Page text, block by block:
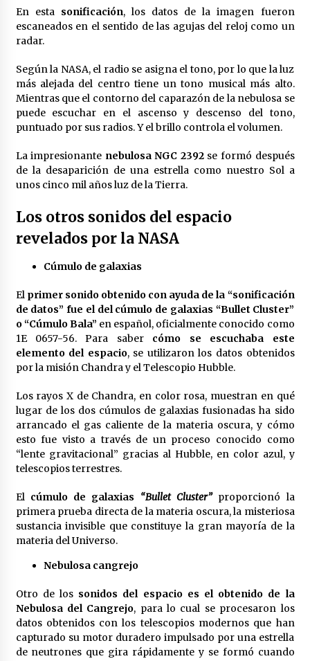
2 meses atrás
85% de sus exportaciones
2 meses atrás
En esta sonificación, los datos de la imagen fueron
escaneados en el sentido de las agujas del reloj como un
radar.
Según la NASA, el radio se asigna el tono, por lo que la luz
más alejada del centro tiene un tono musical más alto.
Mientras que el contorno del caparazón de la nebulosa se
puede escuchar en el ascenso y descenso del tono,
puntuado por sus radios. Y el brillo controla el volumen.
La impresionante nebulosa NGC 2392se formó después
de la desaparición de una estrella como nuestro Sol a
unos cinco mil años luz de la Tierra.
Los otros sonidos del espacio
revelados por la NASA
Cúmulo de galaxias
El primer sonido obtenido con ayuda de la “sonificación
de datos” fue el del cúmulo de galaxias “Bullet Cluster”
o “Cúmulo Bala” en español, oficialmente conocido como
1E 0657-56. Para saber cómo se escuchaba este
elemento del espacio, se utilizaron los datos obtenidos
por la misión Chandra y el Telescopio Hubble.
Los rayos X de Chandra, en color rosa, muestran en qué
lugar de los dos cúmulos de galaxias fusionadas ha sido
arrancado el gas caliente de la materia oscura, y cómo
esto fue visto a través de un proceso conocido como
“lente gravitacional” gracias al Hubble, en color azul, y
telescopios terrestres.
El cúmulo de galaxias “Bullet Cluster” proporcionó la
primera prueba directa de la materia oscura, la misteriosa
sustancia invisible que constituye la gran mayoría de la
materia del Universo.
Nebulosa cangrejo
Otro de los sonidos del espacio es el obtenido de la
Nebulosa del Cangrejo, para lo cual se procesaron los
datos obtenidos con los telescopios modernos que han
capturado su motor duradero impulsado por una estrella
de neutrones que gira rápidamente y se formó cuando